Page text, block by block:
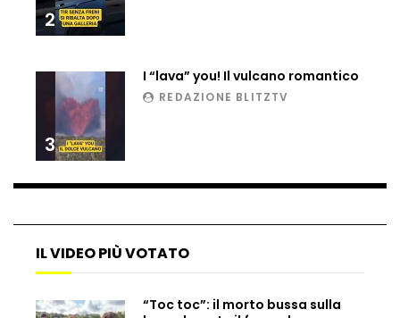
Tir bloccato sul passaggio a livello:
Parco divertimenti, attrazione cede
all’improvviso
tragedia a Petén
Russia sotto zero: fiumi congelati e navi
rompighiaccio a Mosca
2
3
I “lava” you! Il vulcano romantico
REDAZIONE BLITZTV
IL VIDEO PIÙ VOTATO
“Toc toc”: il morto bussa sulla